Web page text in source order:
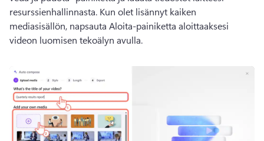
resurssienhallinnasta. Kun olet lisännyt kaiken
mediasisällön, napsauta Aloita-painiketta aloittaaksesi
videon luomisen tekoälyn avulla.